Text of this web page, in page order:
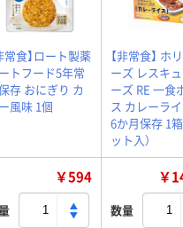
常食】ロート製薬
トフード5年常
存 おにぎり カ
風味 1個
【非常食】 ホ
ーズ レスキ
ーズ RE 一食
ス カレーラ
6か月保存 1箱
ット入）
￥594 ￥
数量